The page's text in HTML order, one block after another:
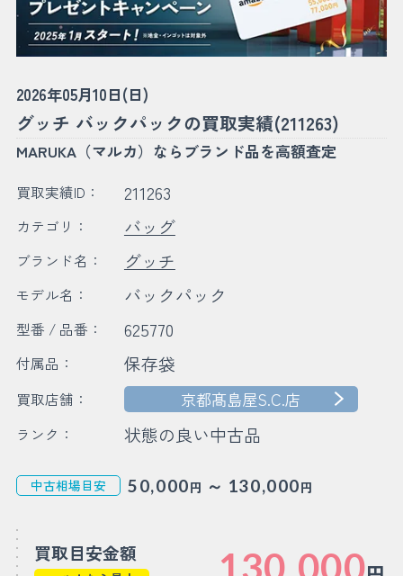
2026年05月10日(日)
グッチ バックパックの買取実績(211263)
MARUKA（マルカ）ならブランド品を高額査定
買取実績ID： 211263
カテゴリ： バッグ
ブランド名： グッチ
モデル名： バックパック
型番 / 品番： 625770
付属品： 保存袋
買取店舗： 京都髙島屋S.C.店
ランク： 状態の良い中古品
中古相場目安 50,000円 ～ 130,000円
買取目安金額 130,000